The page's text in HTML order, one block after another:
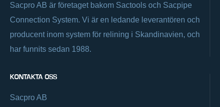
Sacpro AB är företaget bakom Sactools och Sacpipe
Connection System. Vi är en ledande leverantören och
producent inom system för relining i Skandinavien, och
har funnits sedan 1988.
KONTAKTA OSS
Sacpro AB